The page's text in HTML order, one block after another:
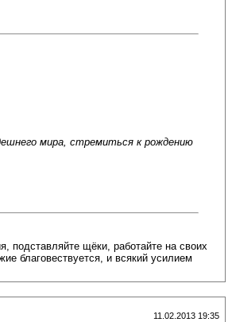
мира, стремиться к рождению
подставляйте щёки, работайте на своих
благовествуется, и всякий усилием
11.02.2013 19:35